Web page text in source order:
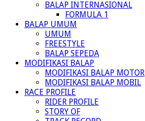
BALAP INTERNASIONAL
FORMULA 1
BALAP UMUM
UMUM
FREESTYLE
BALAP SEPEDA
MODIFIKASI BALAP
MODIFIKASI BALAP MOTOR
MODIFIKASI BALAP MOBIL
RACE PROFILE
RIDER PROFILE
STORY OF